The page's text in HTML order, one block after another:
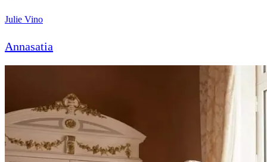
Julie Vino
Annasatia